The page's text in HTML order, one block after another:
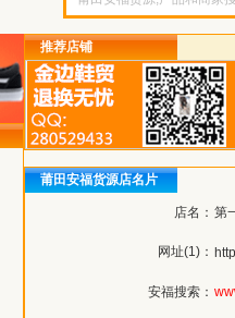
推荐店铺
莆田安福货源店名片
店名： 第
网址(1)：
安福搜索：